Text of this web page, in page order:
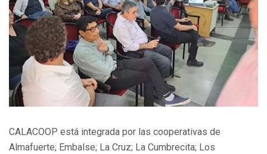
CALACOOP está integrada por las cooperativas de
Almafuerte; Embalse; La Cruz; La Cumbrecita; Los